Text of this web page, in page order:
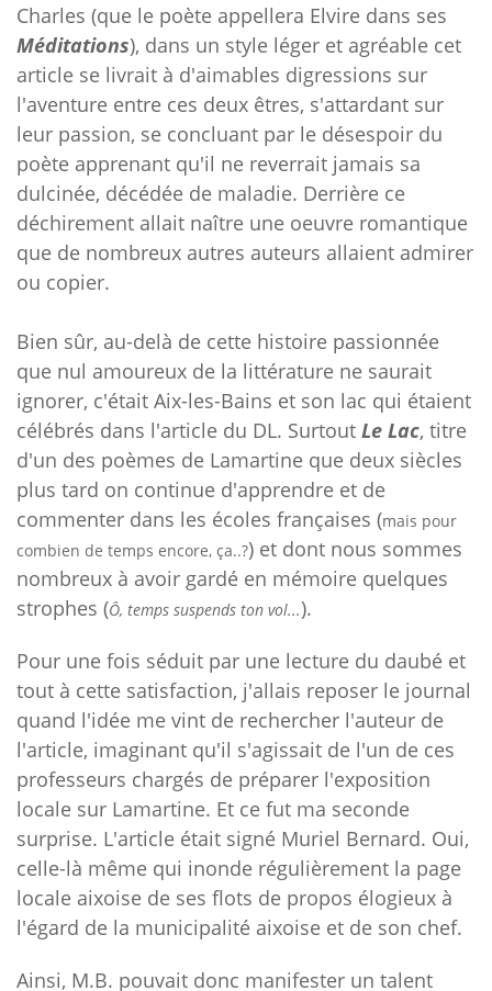
Charles (que le poète appellera Elvire dans ses
Méditations), dans un style léger et agréable cet
article se livrait à d'aimables digressions sur
l'aventure entre ces deux êtres, s'attardant sur
leur passion, se concluant par le désespoir du
poète apprenant qu'il ne reverrait jamais sa
dulcinée, décédée de maladie. Derrière ce
déchirement allait naître une oeuvre romantique
que de nombreux autres auteurs allaient admirer
ou copier.
Bien sûr, au-delà de cette histoire passionnée
que nul amoureux de la littérature ne saurait
ignorer, c'était Aix-les-Bains et son lac qui étaient
célébrés dans l'article du DL. Surtout Le Lac, titre
d'un des poèmes de Lamartine que deux siècles
plus tard on continue d'apprendre et de
commenter dans les écoles françaises (mais pour
combien de temps encore, ça..?) et dont nous sommes
nombreux à avoir gardé en mémoire quelques
strophes (Ô, temps suspends ton vol...).
Pour une fois séduit par une lecture du daubé et
tout à cette satisfaction, j'allais reposer le journal
quand l'idée me vint de rechercher l'auteur de
l'article, imaginant qu'il s'agissait de l'un de ces
professeurs chargés de préparer l'exposition
locale sur Lamartine. Et ce fut ma seconde
surprise. L'article était signé Muriel Bernard. Oui,
celle-là même qui inonde régulièrement la page
locale aixoise de ses flots de propos élogieux à
l'égard de la municipalité aixoise et de son chef.
Ainsi, M.B. pouvait donc manifester un talent